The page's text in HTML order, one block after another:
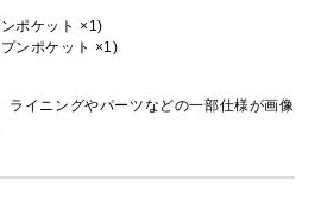
ポケット ×1)
ンポケット ×1)
イニングやパーツなどの一部仕様が画像